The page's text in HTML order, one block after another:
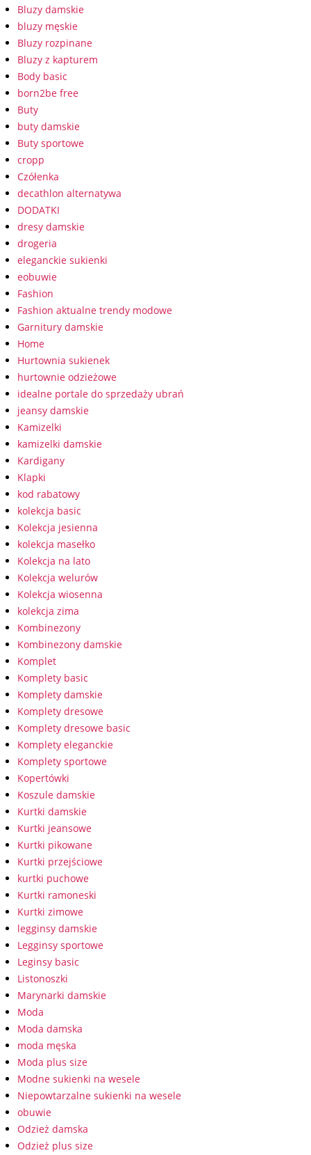
Bluzy damskie
bluzy męskie
Bluzy rozpinane
Bluzy z kapturem
Body basic
born2be free
Buty
buty damskie
Buty sportowe
cropp
Czółenka
decathlon alternatywa
DODATKI
dresy damskie
drogeria
eleganckie sukienki
eobuwie
Fashion
Fashion aktualne trendy modowe
Garnitury damskie
Home
Hurtownia sukienek
hurtownie odzieżowe
idealne portale do sprzedaży ubrań
jeansy damskie
Kamizelki
kamizelki damskie
Kardigany
Klapki
kod rabatowy
kolekcja basic
Kolekcja jesienna
kolekcja masełko
Kolekcja na lato
Kolekcja welurów
Kolekcja wiosenna
kolekcja zima
Kombinezony
Kombinezony damskie
Komplet
Komplety basic
Komplety damskie
Komplety dresowe
Komplety dresowe basic
Komplety eleganckie
Komplety sportowe
Kopertówki
Koszule damskie
Kurtki damskie
Kurtki jeansowe
Kurtki pikowane
Kurtki przejściowe
kurtki puchowe
Kurtki ramoneski
Kurtki zimowe
legginsy damskie
Legginsy sportowe
Leginsy basic
Listonoszki
Marynarki damskie
Moda
Moda damska
moda męska
Moda plus size
Modne sukienki na wesele
Niepowtarzalne sukienki na wesele
obuwie
Odzież damska
Odzież plus size